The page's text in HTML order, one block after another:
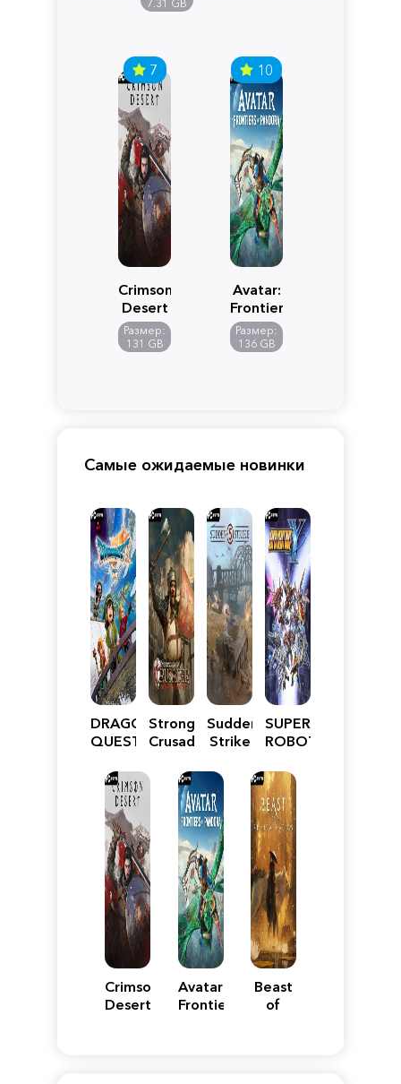
7.31 GB
7
Crimson
Desert
Размер:
131 GB
10
Avatar:
Frontiers
of
Pandora
Размер:
136 GB
Самые ожидаемые новинки
DRAGON
QUEST
Reimagined
Stronghold
Crusader:
Edition
Sudden
Strike
SUPER
ROBOT
Y
Crimson
Desert
Avatar:
Frontiers
Beast
of